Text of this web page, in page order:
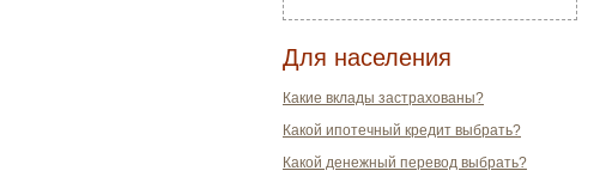
Для населения
Какие вклады застрахованы?
Какой ипотечный кредит выбрать?
Какой денежный перевод выбрать?